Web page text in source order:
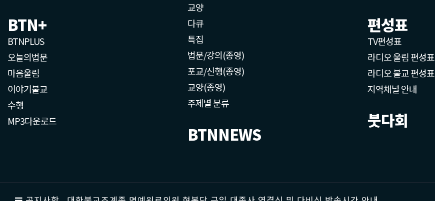
BTN+
BTNPLUS
오늘의법문
마음울림
이야기불교
수행
MP3다운로드
교양
다큐
특집
법문/강의(종영)
포교/신행(종영)
교양(종영)
주제별 분류
BTNNEWS
편성표
TV편성표
라디오 울림 편성표
라디오 불교 편성표
지역채널 안내
붓다회